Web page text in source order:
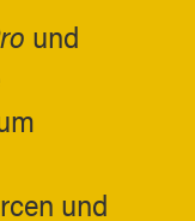
und
und